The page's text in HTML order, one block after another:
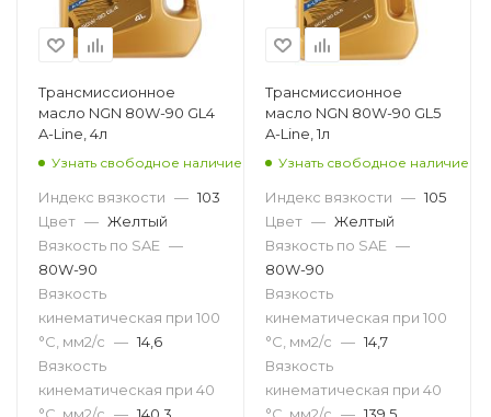
Трансмиссионное
масло NGN 80W-90 GL4
A-Line, 4л
Узнать свободное наличие
Индекс вязкости — 103
Цвет — Желтый
Вязкость по SAE —
80W-90
Вязкость
кинематическая при 100
°С, мм2/с — 14,6
Вязкость
кинематическая при 40
Трансмиссионное
масло NGN 80W-90 GL5
A-Line, 1л
Узнать свободное наличие
Индекс вязкости — 105
Цвет — Желтый
Вязкость по SAE —
80W-90
Вязкость
кинематическая при 100
°С, мм2/с — 14,7
Вязкость
кинематическая при 40